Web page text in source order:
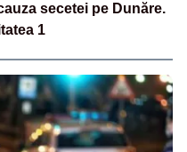
secetei pe Dunăre.
1